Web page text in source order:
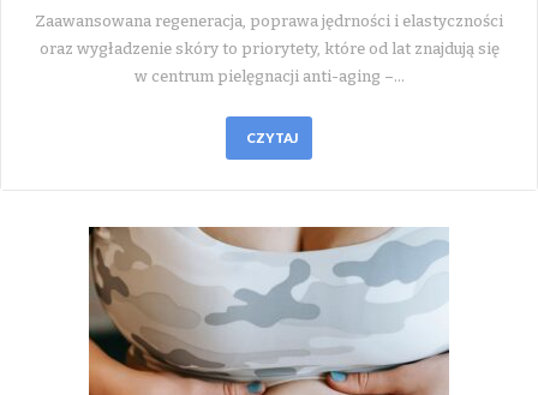
Zaawansowana regeneracja, poprawa jędrności i elastyczności
oraz wygładzenie skóry to priorytety, które od lat znajdują się
w centrum pielęgnacji anti-aging –…
CZYTAJ